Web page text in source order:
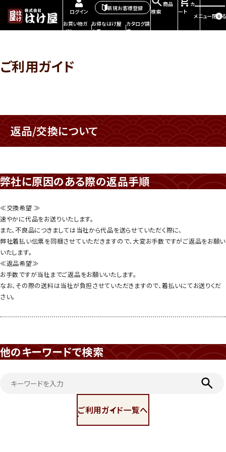
ログイン
新規お客様登録
お買い物ガ
イド
お得なはけ屋
会員
カタログ請
求
商品
検索
カ
ート
0
メニュー閉じる
ご利用ガイド
返品/交換について
弊社に原因のある際の返品手順
≪交換希望 ≫
速やかに代品をお送りいたします。
また、不良品につきましては当社から代品を送らせていただく際に、
弊社着払い伝票を同梱させていただきますので、大変お手数ですがご返品をお願い
いたします。
≪返品希望≫
お手数ですが当社までご返品をお願いいたします。
なお、その際の送料は当社が負担させていただきますので、着払いにてお送りくだ
さい。
他のキーワードで検索
ご利用ガイド一覧へ